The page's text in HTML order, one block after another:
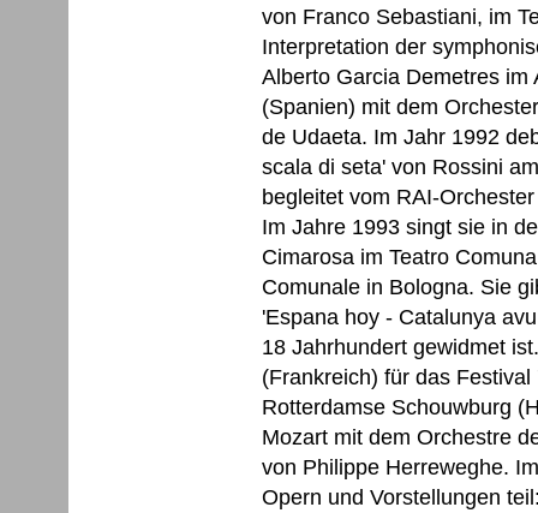
von Franco Sebastiani, im
Interpretation der
Alberto Garcia Demetres
(Spanien) mit dem
de Udaeta. Im Jahr 1992
scala di seta' von Rossini
begleitet vom RAI-
Im Jahre 1993 singt sie in
Cimarosa im Teatro
Comunale in Bologna. Sie
'Espana hoy - Catalunya
18 Jahrhundert gewidmet
(Frankreich) für das
Rotterdamse Schouwburg
Mozart mit dem Orchestre
von Philippe Herreweghe.
Opern und Vorstellungen